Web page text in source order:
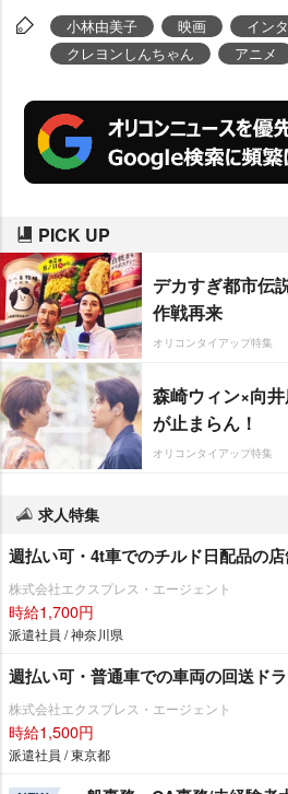
けだ”というものをまだ見つ
ず、5年経った今でも試行錯
かなければと思っています」
す。
小林由美子 映画 イン
クレヨンしんちゃん
アニメ
PICK UP
デカすぎ都市伝
作戦再来
オリコンタイアップ特集
森崎ウィン×向
が止まらん！
オリコンタイアップ特集
求人特集
週払い可・4t車でのチルド日配品の
株式会社エクスプレス・エージェント
時給1,700円
派遣社員 / 神奈川県
週払い可・普通車での車両の回送ド
株式会社エクスプレス・エージェント
時給1,500円
派遣社員 / 東京都